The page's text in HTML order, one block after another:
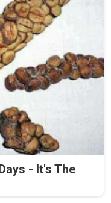
- It's The